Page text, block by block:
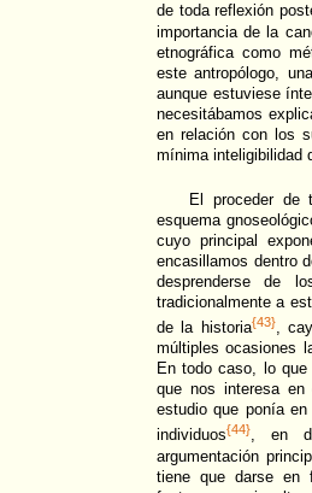
de toda reflexión
importancia de la
etnográfica como
este antropólogo,
aunque estuviese
necesitábamos
en relación con los
mínima inteligibilidad
El proceder de
esquema
cuyo principal
encasillamos dentro
desprenderse de
tradicionalmente a
de la historia{43},
múltiples ocasiones
En todo caso, lo
que nos interesa
estudio que ponía
individuos{44}, en
argumentación
tiene que darse en